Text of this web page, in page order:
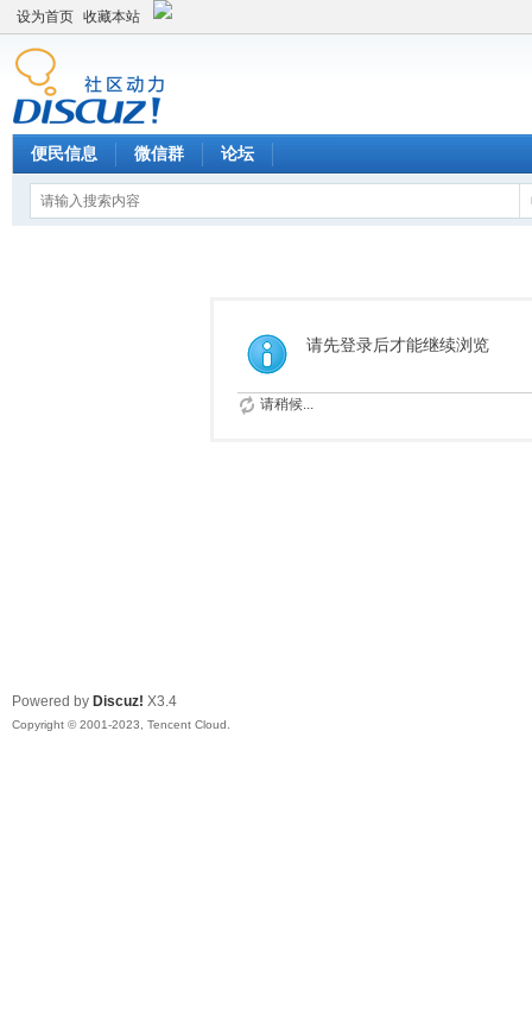
设为首页 收藏本站
便民信息 微信群 论坛
请先登录后才能继续浏览
请稍候...
Powered by Discuz! X3.4
Copyright © 2001-2023, Tencent Cloud.